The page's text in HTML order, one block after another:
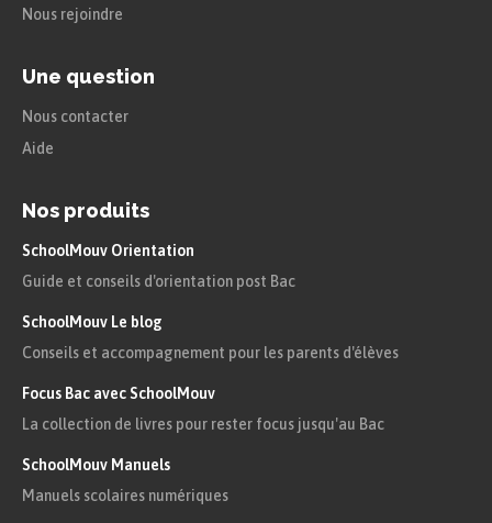
Nous rejoindre
Une question
Nous contacter
Aide
Nos produits
SchoolMouv Orientation
Guide et conseils d'orientation post Bac
SchoolMouv Le blog
Conseils et accompagnement pour les parents d'élèves
Focus Bac avec SchoolMouv
La collection de livres pour rester focus jusqu'au Bac
SchoolMouv Manuels
Manuels scolaires numériques